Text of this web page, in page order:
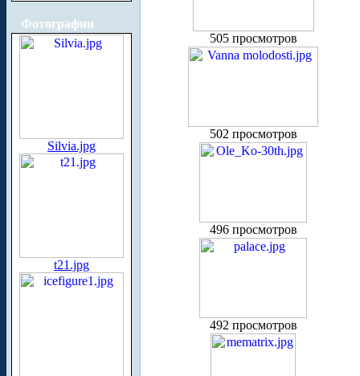
Фотографии
Silvia.jpg
t21.jpg
505 просмотров
502 просмотров
496 просмотров
492 просмотров